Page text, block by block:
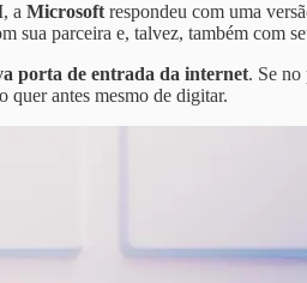
a Microsoft respondeu com uma
sua parceira e, talvez, também com
porta de entrada da internet. Se no
quer antes mesmo de digitar.